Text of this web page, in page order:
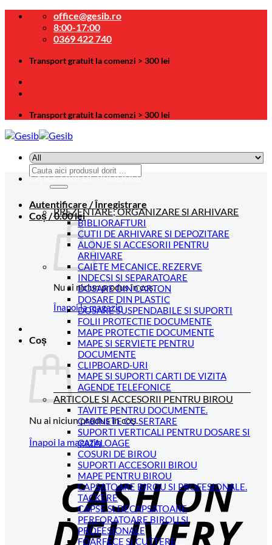
Skip
office@gesib.ro
8:00-17:00
0369 422 740
Transport gratuit la comenzi > 300 lei
Transport gratuit la comenzi > 300 lei
Caută
după:
Autentificare / Înregistrare
Coș /0.00lei
Nu ai niciun produs în coș.
Înapoi la magazin
Coș
Nu ai niciun produs în coș.
Înapoi la magazin
CATEGORII DE PRODUSE
PREZENTARE; ORGANIZARE SI ARHIVARE
BIBLIORAFTURI
CUTII DE ARHIVARE SI DEPOZITARE
ALONJE SI ACCESORII PENTRU
ARHIVARE
CAIETE MECANICE. REZERVE
INDECSI SI SEPARATOARE
DOSARE DIN CARTON
DOSARE DIN PLASTIC
DOSARE SUSPENDABILE SI SUPORTI
FOLII PROTECTIE DOCUMENTE
MAPE PROTECTIE DOCUMENTE
MAPE SI SERVIETE PENTRU
DOCUMENTE
CLIPBOARD-URI
MAPE SI SUPORTI CARTI DE VIZITA
AGENDE TELEFONICE
ARTICOLE SI ACCESORII PENTRU BIROU
TAVITE PENTRU DOCUMENTE.
CABINETE CU SERTARE
SUPORTI VERTICALI PENTRU DOSARE SI
CATALOAGE
COSURI DE BIROU
SUPORTI ACCESORII BIROU
MAPE PENTRU BIROU
CAPSATOARE BIROU SI PROFESIONALE.
TACKERE
CAPSE SI DECAPSATOARE
PERFORATOARE BIROU SI
PROFESIONALE
FOARFECE SI CUTTERE